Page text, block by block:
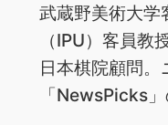
武蔵野美術大学
（IPU）客員教授
日本棋院顧問。
「NewsPicks